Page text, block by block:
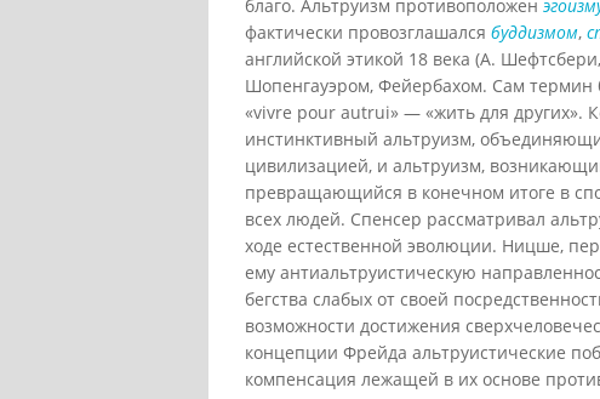
благо. Альтруизм противоположен
фактически провозглашался буддизмом,
английской этикой 18 века (А.
Шопенгауэром, Фейербахом. Сам
«vivre pour autrui» — «жить для других».
инстинктивный альтруизм,
цивилизацией, и альтруизм,
превращающийся в конечном итоге в
всех людей. Спенсер рассматривал
ходе естественной эволюции. Ницше,
ему антиальтруистическую
бегства слабых от своей
возможности достижения
концепции Фрейда альтруистические
компенсация лежащей в их основе